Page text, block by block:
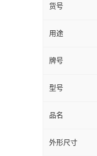
货号
用途
牌号
型号
品名
外形尺寸